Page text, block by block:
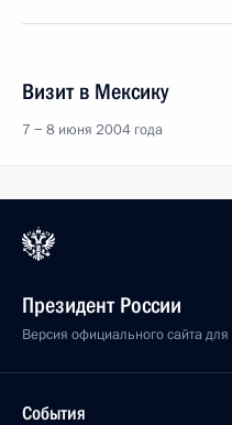
Визит в Мексику
7 − 8 июня 2004 года
Президент России
Версия официального сайта
События